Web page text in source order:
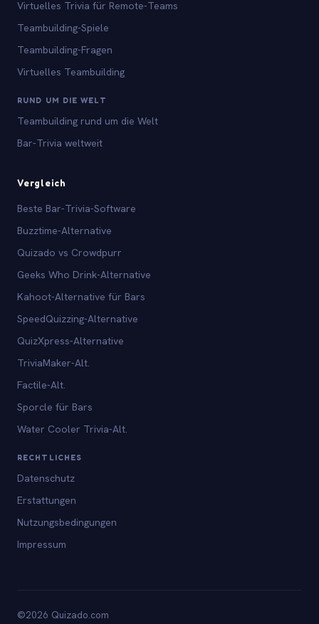
Virtuelles Trivia für Remote-Teams
Teambuilding-Spiele
Teambuilding-Fragen
Virtuelles Teambuilding
RUND UM DIE WELT
Teambuilding rund um die Welt
Bar-Trivia weltweit
Vergleich
Beste Bar-Trivia-Software
Buzztime-Alternative
Quizado vs Crowdpurr
Geeks Who Drink-Alternative
Kahoot-Alternative für Bars
SpeedQuizzing-Alternative
QuizXpress-Alternative
TriviaMaker-Alt.
Factile-Alt.
Sporcle für Bars
Water Cooler Trivia-Alt.
RECHTLICHES
Datenschutz
Erstattungen
Nutzungsbedingungen
Impressum
©2026 Quizado.com